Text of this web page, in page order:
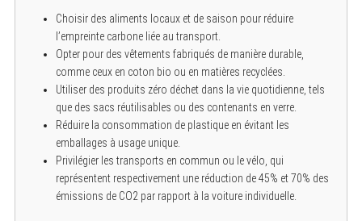
Choisir des aliments locaux et de saison pour réduire
l’empreinte carbone liée au transport.
Opter pour des vêtements fabriqués de manière durable,
comme ceux en coton bio ou en matières recyclées.
Utiliser des produits zéro déchet dans la vie quotidienne, tels
que des sacs réutilisables ou des contenants en verre.
Réduire la consommation de plastique en évitant les
emballages à usage unique.
Privilégier les transports en commun ou le vélo, qui
représentent respectivement une réduction de 45% et 70% des
émissions de CO2 par rapport à la voiture individuelle.
a
r
c
h
o
r